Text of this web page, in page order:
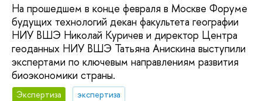
На прошедшем в конце февраля в Москве Форуме
будущих технологий декан факультета географии
НИУ ВШЭ Николай Куричев и директор Центра
геоданных НИУ ВШЭ Татьяна Анискина выступили
экспертами по ключевым направлениям развития
биоэкономики страны.
Экспертиза
экспертиза